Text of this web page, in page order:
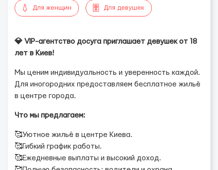
Для женщин Для девушек
💎 VIP-агентство досуга приглашает девушек от 18
лет в Киев!
Мы ценим индивидуальность и уверенность каждой.
Для иногородних предоставляем бесплатное жильё
в центре города.
Что мы предлагаем:
🥰Уютное жильё в центре Киева.
🥰Гибкий график работы.
🥰Ежедневные выплаты и высокий доход.